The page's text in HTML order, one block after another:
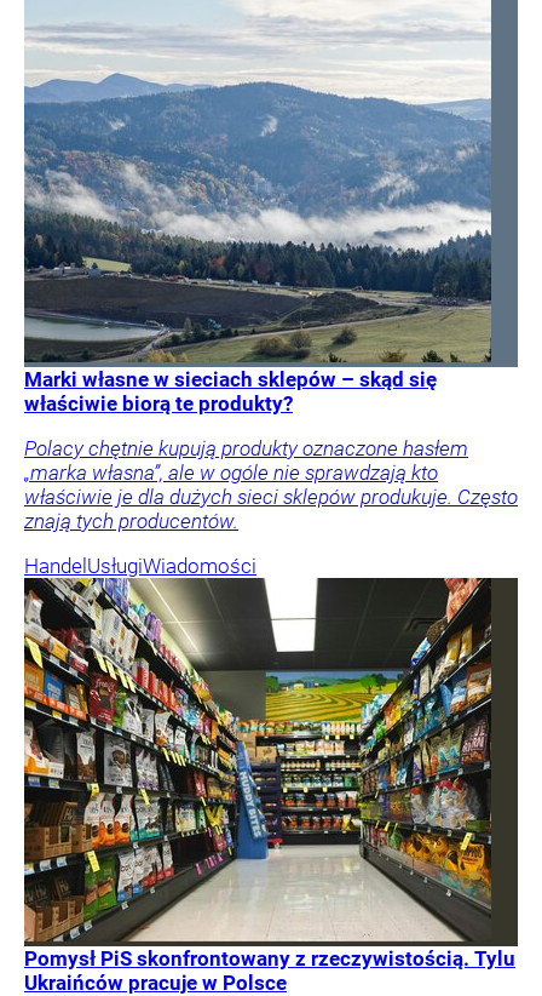
Marki własne w sieciach sklepów – skąd się
właściwie biorą te produkty?
Polacy chętnie kupują produkty oznaczone hasłem
„marka własna”, ale w ogóle nie sprawdzają kto
właściwie je dla dużych sieci sklepów produkuje. Często
znają tych producentów.
HandelUsługiWiadomości
Pomysł PiS skonfrontowany z rzeczywistością. Tylu
Ukraińców pracuje w Polsce